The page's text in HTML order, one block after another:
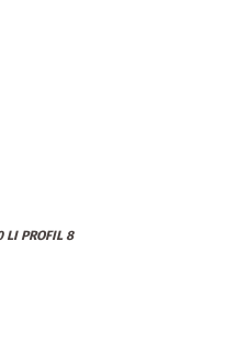
LI PROFIL 8